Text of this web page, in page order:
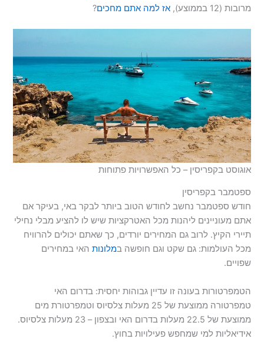
מרובות (12 בממוצע),
אז למה אתם מחכים?
אוגוסט בקפריסין – כל האפשרויות פתוחות
ספטמבר בקפריסין
חודש ספטמבר נחשב לחודש הטוב ביותר לבקר באי, בעיקר אם
אתם מעוניינים ליהנות מכל האטרקציות שיש לו להציע מבלי נחילי
תיירי הקיץ. לרוב גם המחירים יורדים, כך שאתם יכולים להרוויח
מכל העולמות: גם שקט וגם חופשה במלונות האי במחירים
שפויים.
הטמפרטורות בעונה זו עדיין גבוהות יחסית: בדרום האי
טמפרטורה ממוצעת של 25 מעלות צלסיוס וטמפרטורת מים
ממוצעת של 22.5 מעלות בדרום האי ובצפון – 23 מעלות צלסיוס.
אידיאליות למי שמחפש פעילויות בחוץ.